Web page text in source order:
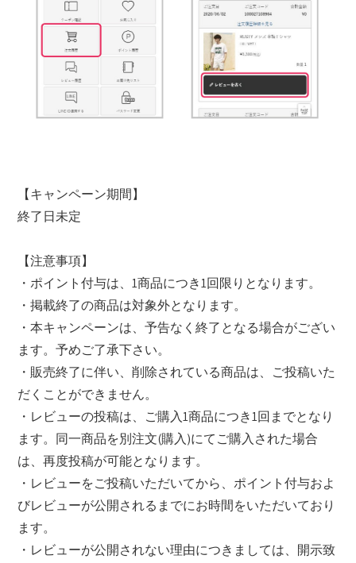
【キャンペーン期間】
終了日未定
【注意事項】
・ポイント付与は、1商品につき1回限りとなります。
・掲載終了の商品は対象外となります。
・本キャンペーンは、予告なく終了となる場合がござい
ます。予めご了承下さい。
・販売終了に伴い、削除されている商品は、ご投稿いた
だくことができません。
・レビューの投稿は、ご購入1商品につき1回までとなり
ます。同一商品を別注文(購入)にてご購入された場合
は、再度投稿が可能となります。
・レビューをご投稿いただいてから、ポイント付与およ
びレビューが公開されるまでにお時間をいただいており
ます。
・レビューが公開されない理由につきましては、開示致